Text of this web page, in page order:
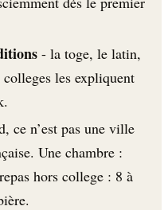
- la toge, le latin,
les expliquent
ce n’est pas une ville
Une chambre :
hors college : 8 à